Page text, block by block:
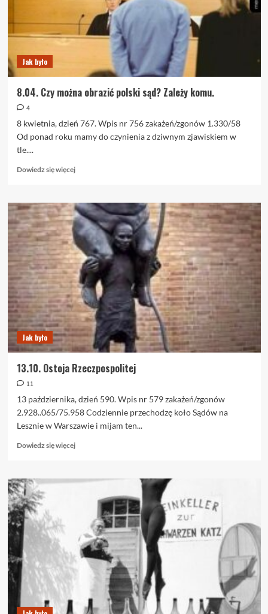
Jak było
8.04. Czy można obrazić polski sąd? Zależy komu.
4
8 kwietnia, dzień 767. Wpis nr 756 zakażeń/zgonów 1.330/58
Od ponad roku mamy do czynienia z dziwnym zjawiskiem w
tle....
Dowiedz się więcejDowiedz
o
8.04.
Czy
można
obrazić
polski
sąd?
Zależy
komu.
Jak było
13.10. Ostoja Rzeczpospolitej
11
13 października, dzień 590. Wpis nr 579 zakażeń/zgonów
2.928..065/75.958 Codziennie przechodzę koło Sądów na
Lesznie w Warszawie i mijam ten...
Dowiedz się więcejDowiedz
o
Rzeczpospolitej